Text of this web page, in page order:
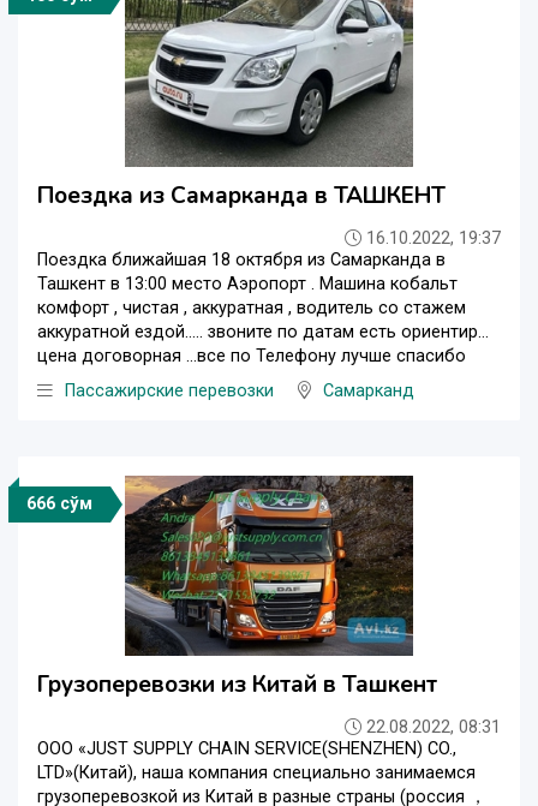
Поездка из Самарканда в ТАШКЕНТ
16.10.2022, 19:37
Поездка ближайшая 18 октября из Самарканда в
Ташкент в 13:00 место Аэропорт . Машина кобальт
комфорт , чистая , аккуратная , водитель со стажем
аккуратной ездой….. звоните по датам есть ориентир…
цена договорная …все по ️️️️Телефону лучше спасибо
Пассажирские перевозки
Самарканд
666 сўм
Грузоперевозки из Китай в Ташкент
22.08.2022, 08:31
ООО «JUST SUPPLY CHAIN SERVICE(SHENZHEN) CO.,
LTD»(Китай), наша компания специально занимаемся
грузоперевозкой из Китай в разные страны (россия ，